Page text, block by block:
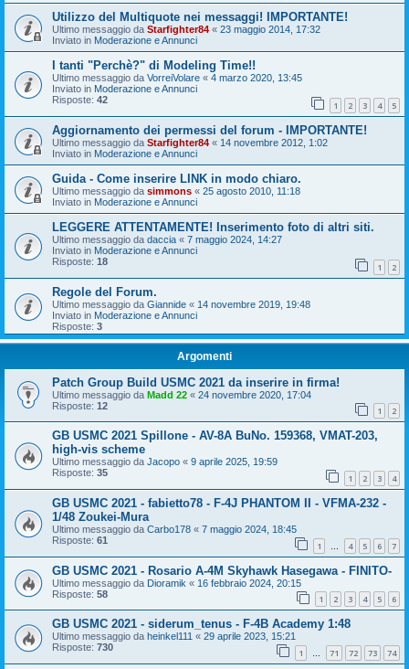
Utilizzo del Multiquote nei messaggi! IMPORTANTE!
Ultimo messaggio da Starfighter84 « 23 maggio 2014, 17:32
Inviato in Moderazione e Annunci
I tanti "Perchè?" di Modeling Time!!
Ultimo messaggio da VorreiVolare « 4 marzo 2020, 13:45
Inviato in Moderazione e Annunci
Risposte: 42 1 2 3 4 5
Aggiornamento dei permessi del forum - IMPORTANTE!
Ultimo messaggio da Starfighter84 « 14 novembre 2012, 1:02
Inviato in Moderazione e Annunci
Guida - Come inserire LINK in modo chiaro.
Ultimo messaggio da simmons « 25 agosto 2010, 11:18
Inviato in Moderazione e Annunci
LEGGERE ATTENTAMENTE! Inserimento foto di altri siti.
Ultimo messaggio da daccia « 7 maggio 2024, 14:27
Inviato in Moderazione e Annunci
Risposte: 18 1 2
Regole del Forum.
Ultimo messaggio da Giannide « 14 novembre 2019, 19:48
Inviato in Moderazione e Annunci
Risposte: 3
Argomenti
Patch Group Build USMC 2021 da inserire in firma!
Ultimo messaggio da Madd 22 « 24 novembre 2020, 17:04
Risposte: 12 1 2
GB USMC 2021 Spillone - AV-8A BuNo. 159368, VMAT-203,
high-vis scheme
Ultimo messaggio da Jacopo « 9 aprile 2025, 19:59
Risposte: 35 1 2 3 4
GB USMC 2021 - fabietto78 - F-4J PHANTOM II - VFMA-232 -
1/48 Zoukei-Mura
Ultimo messaggio da Carbo178 « 7 maggio 2024, 18:45
Risposte: 61 1 … 4 5 6 7
GB USMC 2021 - Rosario A-4M Skyhawk Hasegawa - FINITO-
Ultimo messaggio da Dioramik « 16 febbraio 2024, 20:15
Risposte: 58 1 2 3 4 5 6
GB USMC 2021 - siderum_tenus - F-4B Academy 1:48
Ultimo messaggio da heinkel111 « 29 aprile 2023, 15:21
Risposte: 730 1 … 71 72 73 74